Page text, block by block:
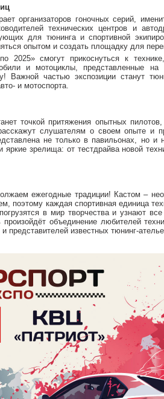
организаторов гоночных серий,
технических центров и
для тюнинга и спортивной
опытом и создать площадку для
2025» смогут прикоснуться к
и мотоциклы, представленные
Важной частью экспозиции станут
и мотоспорта.
точкой притяжения опытных
слушателям о своем опыте и
не только в павильонах, но
яркие зрелища: от тестдрайва новой
ежегодные традиции! Кастом –
поэтому каждая спортивная единица
в мир творчества и узнают
объединение любителей
представителей известных тюнинг-